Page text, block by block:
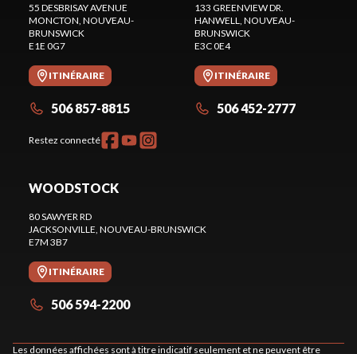
55 DESBRISAY AVENUE
MONCTON, NOUVEAU-
BRUNSWICK
E1E 0G7
ITINÉRAIRE
506 857-8815
Restez connecté
133 GREENVIEW DR.
HANWELL, NOUVEAU-
BRUNSWICK
E3C 0E4
ITINÉRAIRE
506 452-2777
WOODSTOCK
80 SAWYER RD
JACKSONVILLE, NOUVEAU-BRUNSWICK
E7M 3B7
ITINÉRAIRE
506 594-2200
Les données affichées sont à titre indicatif seulement et ne peuvent être